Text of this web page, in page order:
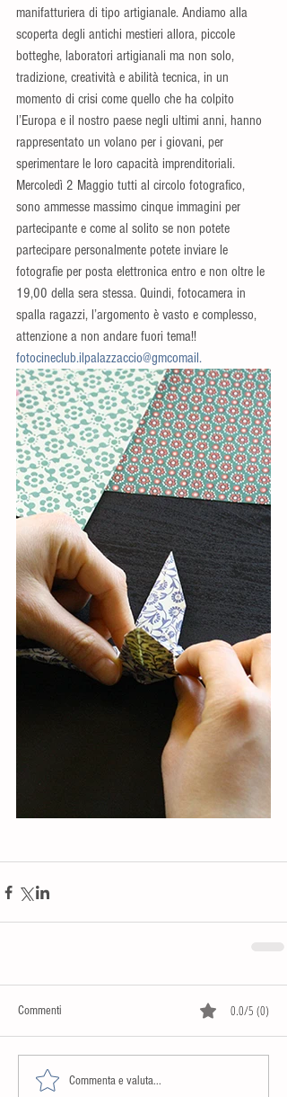
manifatturiera di tipo artigianale. Andiamo alla
scoperta degli antichi mestieri allora, piccole
botteghe, laboratori artigianali ma non solo,
tradizione, creatività e abilità tecnica, in un
momento di crisi come quello che ha colpito
l’Europa e il nostro paese negli ultimi anni, hanno
rappresentato un volano per i giovani, per
sperimentare le loro capacità imprenditoriali.
Mercoledì 2 Maggio tutti al circolo fotografico,
sono ammesse massimo cinque immagini per
partecipante e come al solito se non potete
partecipare personalmente potete inviare le
fotografie per posta elettronica entro e non oltre le
19,00 della sera stessa. Quindi, fotocamera in
spalla ragazzi, l’argomento è vasto e complesso,
attenzione a non andare fuori tema!!
fotocineclub.ilpalazzaccio@gmcomail.
Commenti 0.0/5 (0)
Commenta e valuta...